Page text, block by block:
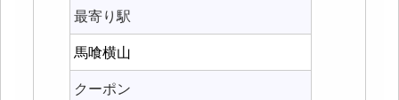
最寄り駅
馬喰横山
クーポン